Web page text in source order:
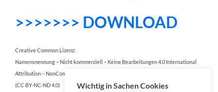
>>>>>>> DOWNLOAD
Creative Common Lizenz:
Namensnennung – Nicht kommerziell – Keine Bearbeitungen 4.0 International
Attribution – NonCommercial – NoDerivatives 4.0 International
(CC BY-NC-ND 4.0)
Wichtig in Sachen Cookies